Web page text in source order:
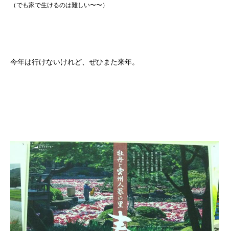
（でも家で生けるのは難しい〜〜）
今年は行けないけれど、ぜひまた来年。